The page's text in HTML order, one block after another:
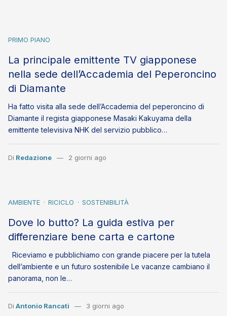
PRIMO PIANO
La principale emittente TV giapponese
nella sede dell’Accademia del Peperoncino
di Diamante
Ha fatto visita alla sede dell’Accademia del peperoncino di
Diamante il regista giapponese Masaki Kakuyama della
emittente televisiva NHK del servizio pubblico…
Di Redazione 2 giorni ago
AMBIENTE RICICLO SOSTENIBILITÀ
Dove lo butto? La guida estiva per
differenziare bene carta e cartone
Riceviamo e pubblichiamo con grande piacere per la tutela
dell’ambiente e un futuro sostenibile Le vacanze cambiano il
panorama, non le…
Di Antonio Rancati 3 giorni ago